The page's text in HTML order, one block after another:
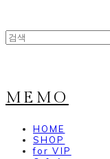
MEMO
HOME
SHOP
for VIP